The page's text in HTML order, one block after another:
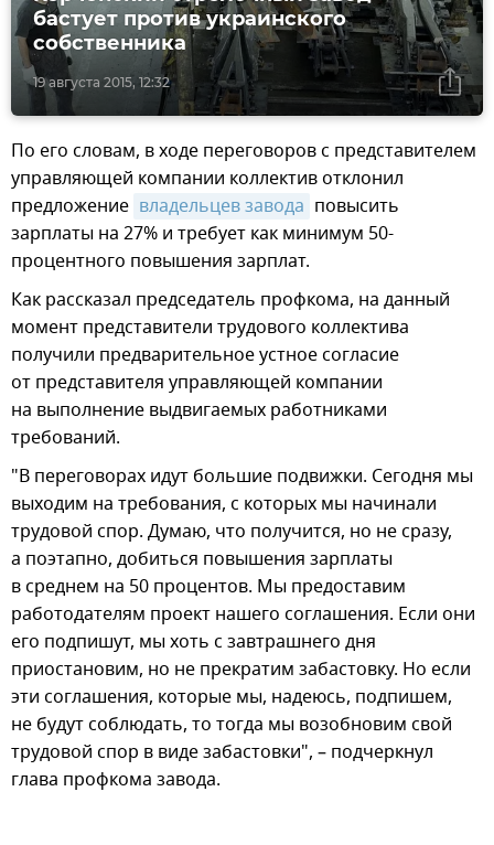
19 августа 2015, 12:32
бастует против украинского
собственника
По его словам, в ходе переговоров с представителем
управляющей компании коллектив отклонил
предложение владельцев завода повысить
зарплаты на 27% и требует как минимум 50-
процентного повышения зарплат.
Как рассказал председатель профкома, на данный
момент представители трудового коллектива
получили предварительное устное согласие
от представителя управляющей компании
на выполнение выдвигаемых работниками
требований.
"В переговорах идут большие подвижки. Сегодня мы
выходим на требования, с которых мы начинали
трудовой спор. Думаю, что получится, но не сразу,
а поэтапно, добиться повышения зарплаты
в среднем на 50 процентов. Мы предоставим
работодателям проект нашего соглашения. Если они
его подпишут, мы хоть с завтрашнего дня
приостановим, но не прекратим забастовку. Но если
эти соглашения, которые мы, надеюсь, подпишем,
не будут соблюдать, то тогда мы возобновим свой
трудовой спор в виде забастовки", – подчеркнул
глава профкома завода.